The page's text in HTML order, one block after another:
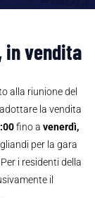
in vendita
alla riunione del
la vendita
fino a venerdì,
per la gara
. Per i residenti della
il